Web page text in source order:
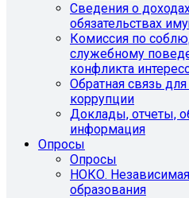
Сведения о
обязательствах
Комиссия по
служебному
конфликта
Обратная связь
коррупции
Доклады, отчеты,
информация
Опросы
Опросы
НОКО.
образования